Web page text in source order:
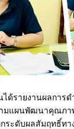
ด้รายงานผลการ
แผนพัฒนาคุณภาพ
กระดับผลสัมฤทธิ์ท